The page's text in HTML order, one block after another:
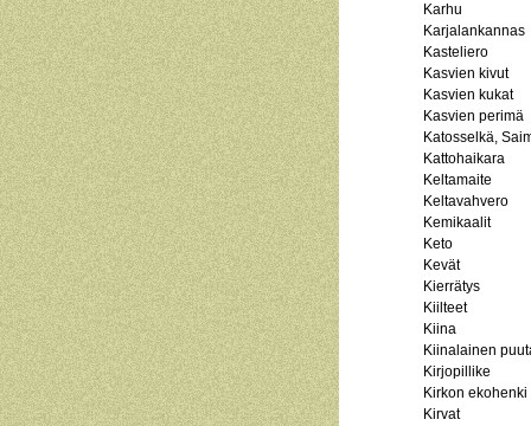
Karhu
Karjalankannas
Kasteliero
Kasvien kivut
Kasvien kukat
Kasvien perimä
Katosselkä,
Kattohaikara
Keltamaite
Keltavahvero
Kemikaalit
Keto
Kevät
Kierrätys
Kiilteet
Kiina
Kiinalainen
Kirjopillike
Kirkon ekohenki
Kirvat